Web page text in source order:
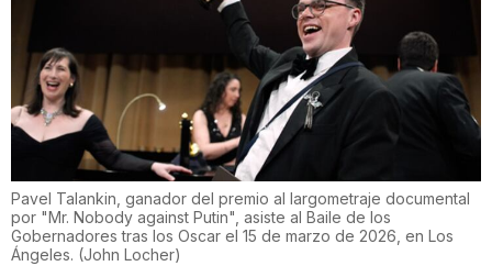
Pavel Talankin, ganador del premio al largometraje documental
por "Mr. Nobody against Putin", asiste al Baile de los
Gobernadores tras los Oscar el 15 de marzo de 2026, en Los
Ángeles. (John Locher)